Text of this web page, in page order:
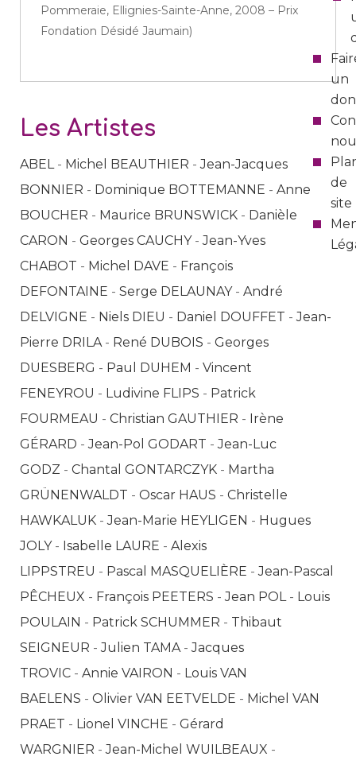
un
don
de
site
Pommeraie, Ellignies-Sainte-Anne, 2008 – Prix
Fondation Désidé Jaumain)
Les Artistes
ABEL- Michel BEAUTHIER -Jean-Jacques
BONNIER - Dominique BOTTEMANNE - Anne
BOUCHER - Maurice BRUNSWICK - Danièle
CARON - Georges CAUCHY-Jean-Yves
CHABOT - Michel DAVE - François
DEFONTAINE - Serge DELAUNAY- André
DELVIGNE - Niels DIEU - Daniel DOUFFET -Jean-
Pierre DRILA- René DUBOIS - Georges
DUESBERG - Paul DUHEM - Vincent
FENEYROU - Ludivine FLIPS - Patrick
FOURMEAU - Christian GAUTHIER - Irène
GÉRARD -Jean-Pol GODART -Jean-Luc
GODZ - Chantal GONTARCZYK - Martha
GRÜNENWALDT - Oscar HAUS - Christelle
HAWKALUK -Jean-Marie HEYLIGEN - Hugues
JOLY- Isabelle LAURE - Alexis
LIPPSTREU - Pascal MASQUELIÈRE -Jean-Pascal
PÊCHEUX - François PEETERS -Jean POL- Louis
POULAIN - Patrick SCHUMMER - Thibaut
SEIGNEUR -Julien TAMA-Jacques
TROVIC - Annie VAIRON - Louis VAN
BAELENS - Olivier VAN EETVELDE - Michel VAN
PRAET - Lionel VINCHE - Gérard
WARGNIER -Jean-Michel WUILBEAUX -